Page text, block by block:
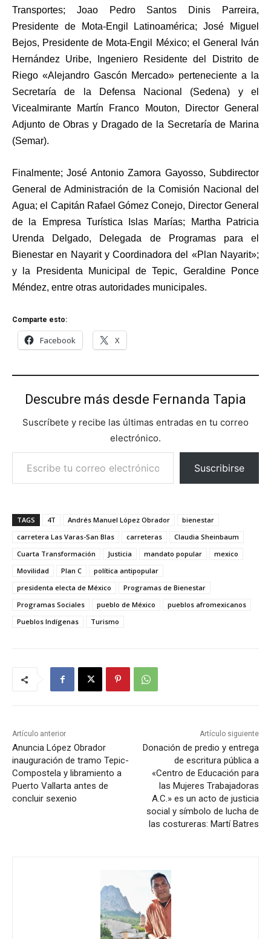
Transportes; Joao Pedro Santos Dinis Parreira,
Presidente de Mota-Engil Latinoamérica; José Miguel
Bejos, Presidente de Mota-Engil México; el General Iván
Hernández Uribe, Ingeniero Residente del Distrito de
Riego «Alejandro Gascón Mercado» perteneciente a la
Secretaría de la Defensa Nacional (Sedena) y el
Vicealmirante Martín Franco Mouton, Director General
Adjunto de Obras y Dragado de la Secretaría de Marina
(Semar).
Finalmente; José Antonio Zamora Gayosso, Subdirector
General de Administración de la Comisión Nacional del
Agua; el Capitán Rafael Gómez Conejo, Director General
de la Empresa Turística Islas Marías; Martha Patricia
Urenda Delgado, Delegada de Programas para el
Bienestar en Nayarit y Coordinadora del «Plan Nayarit»;
y la Presidenta Municipal de Tepic, Geraldine Ponce
Méndez, entre otras autoridades municipales.
Comparte esto:
Facebook X
Descubre más desde Fernanda Tapia
Suscríbete y recibe las últimas entradas en tu correo
electrónico.
Escribe tu correo electrónico…
Suscribirse
TAGS 4T Andrés Manuel López Obrador
bienestar
carretera Las Varas-San Blas
carreteras
Claudia Sheinbaum
Cuarta Transformación
Justicia mandato popular
mexico
Movilidad
Plan C
política antipopular
presidenta electa de México
Programas de Bienestar
Programas Sociales
pueblo de México
pueblos afromexicanos
Pueblos Indígenas
Turismo
Artículo anterior
Anuncia López Obrador
inauguración de tramo Tepic-
Compostela y libramiento a
Puerto Vallarta antes de
concluir sexenio
Artículo siguiente
Donación de predio y entrega
de escritura pública a
«Centro de Educación para
las Mujeres Trabajadoras
A.C.» es un acto de justicia
social y símbolo de lucha de
las costureras: Martí Batres